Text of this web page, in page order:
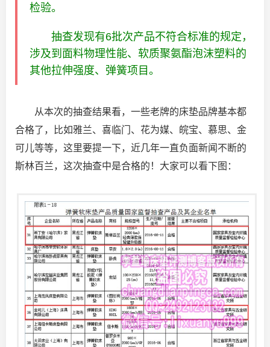
检验。
抽查发现有6批次产品不符合标准的规定，
涉及到面料物理性能、软质聚氨酯泡沫塑料的
其他拉伸强度、弹簧项目。
从本次的抽查结果看，一些老牌的床垫品牌基本都
合格了，比如雅兰、喜临门、花为媒、皖宝、慕思、金
可儿等等，这里要提一下，近几年一直负面新闻不断的
斯林百兰，这次抽查中是合格的！大家可以看下图：